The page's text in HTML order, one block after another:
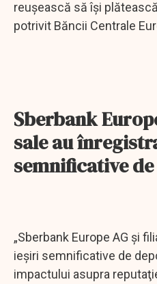
reuşească să îşi
potrivit Băncii Centrale
Sberbank
sale au
semnificative
„Sberbank Europe AG şi
ieşiri semnificative de
impactului asupra